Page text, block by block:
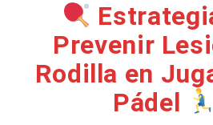
Prevenir
Rodilla en
Pádel